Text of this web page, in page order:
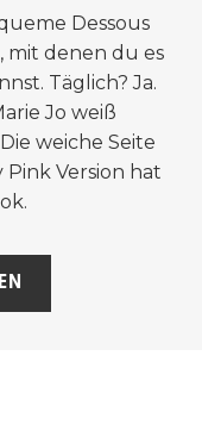
Dessous
mit denen du es
Täglich? Ja.
Jo weiß
weiche Seite
Version hat